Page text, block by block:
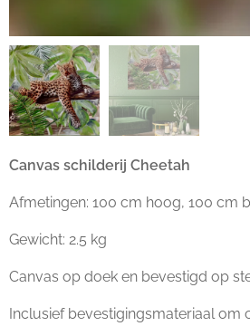
Canvas schilderij Cheetah
Afmetingen: 100 cm hoog, 100 cm
Gewicht: 2.5 kg
Canvas op doek en bevestigd op
Inclusief bevestigingsmateriaal om